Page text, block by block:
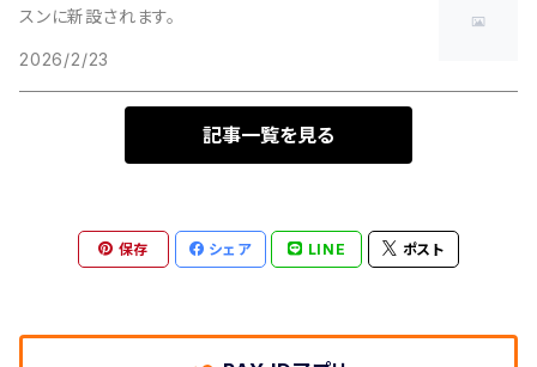
スンに新設されます。
2026/2/23
記事一覧を見る
保存 シェア LINE ポスト